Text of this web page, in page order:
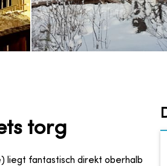
torg
liegt fantastisch direkt oberhalb